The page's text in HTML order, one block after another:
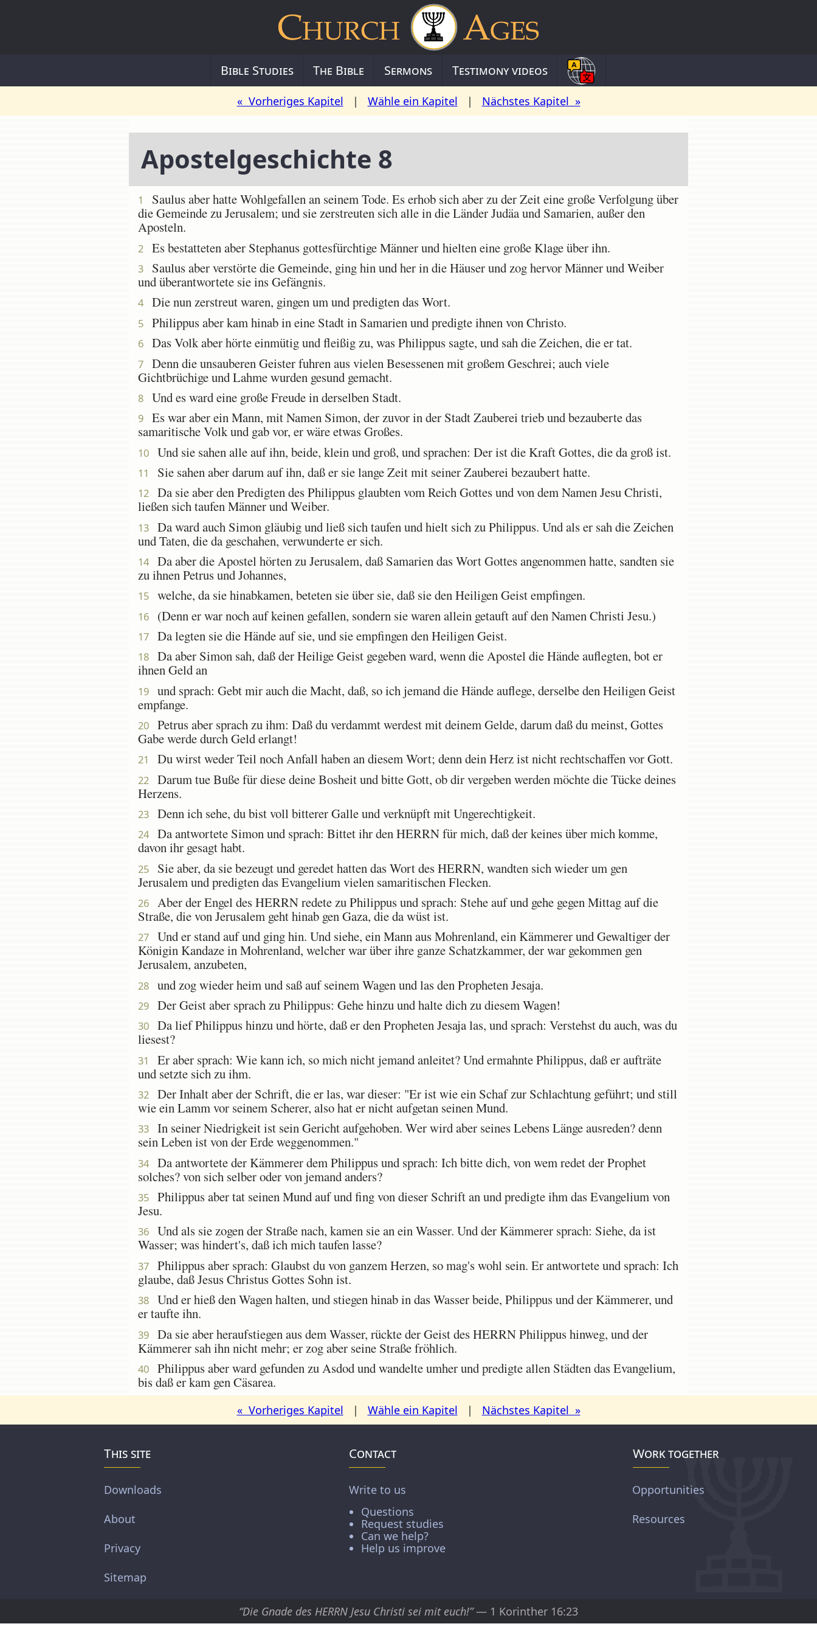
Bible Studies The Bible Sermons Testimony videos
« Vorheriges Kapitel | Wähle ein Kapitel | Nächstes Kapitel »
Apostelgeschichte 8
1
Saulus aber hatte Wohlgefallen an seinem Tode. Es erhob sich aber zu der Zeit eine große Verfolgung über
die Gemeinde zu Jerusalem; und sie zerstreuten sich alle in die Länder Judäa und Samarien, außer den
Aposteln.
2 Es bestatteten aber Stephanus gottesfürchtige Männer und hielten eine große Klage über ihn.
3
Saulus aber verstörte die Gemeinde, ging hin und her in die Häuser und zog hervor Männer und Weiber
und überantwortete sie ins Gefängnis.
4 Die nun zerstreut waren, gingen um und predigten das Wort.
5 Philippus aber kam hinab in eine Stadt in Samarien und predigte ihnen von Christo.
6 Das Volk aber hörte einmütig und fleißig zu, was Philippus sagte, und sah die Zeichen, die er tat.
7
Denn die unsauberen Geister fuhren aus vielen Besessenen mit großem Geschrei; auch viele
Gichtbrüchige und Lahme wurden gesund gemacht.
8 Und es ward eine große Freude in derselben Stadt.
9
Es war aber ein Mann, mit Namen Simon, der zuvor in der Stadt Zauberei trieb und bezauberte das
samaritische Volk und gab vor, er wäre etwas Großes.
10 Und sie sahen alle auf ihn, beide, klein und groß, und sprachen: Der ist die Kraft Gottes, die da groß ist.
11 Sie sahen aber darum auf ihn, daß er sie lange Zeit mit seiner Zauberei bezaubert hatte.
12
Da sie aber den Predigten des Philippus glaubten vom Reich Gottes und von dem Namen Jesu Christi,
ließen sich taufen Männer und Weiber.
13
Da ward auch Simon gläubig und ließ sich taufen und hielt sich zu Philippus. Und als er sah die Zeichen
und Taten, die da geschahen, verwunderte er sich.
14
Da aber die Apostel hörten zu Jerusalem, daß Samarien das Wort Gottes angenommen hatte, sandten sie
zu ihnen Petrus und Johannes,
15 welche, da sie hinabkamen, beteten sie über sie, daß sie den Heiligen Geist empfingen.
16 (Denn er war noch auf keinen gefallen, sondern sie waren allein getauft auf den Namen Christi Jesu.)
17 Da legten sie die Hände auf sie, und sie empfingen den Heiligen Geist.
18
Da aber Simon sah, daß der Heilige Geist gegeben ward, wenn die Apostel die Hände auflegten, bot er
ihnen Geld an
19
und sprach: Gebt mir auch die Macht, daß, so ich jemand die Hände auflege, derselbe den Heiligen Geist
empfange.
20
Petrus aber sprach zu ihm: Daß du verdammt werdest mit deinem Gelde, darum daß du meinst, Gottes
Gabe werde durch Geld erlangt!
21 Du wirst weder Teil noch Anfall haben an diesem Wort; denn dein Herz ist nicht rechtschaffen vor Gott.
22
Darum tue Buße für diese deine Bosheit und bitte Gott, ob dir vergeben werden möchte die Tücke deines
Herzens.
23 Denn ich sehe, du bist voll bitterer Galle und verknüpft mit Ungerechtigkeit.
24
Da antwortete Simon und sprach: Bittet ihr den HERRN für mich, daß der keines über mich komme,
davon ihr gesagt habt.
25
Sie aber, da sie bezeugt und geredet hatten das Wort des HERRN, wandten sich wieder um gen
Jerusalem und predigten das Evangelium vielen samaritischen Flecken.
26
Aber der Engel des HERRN redete zu Philippus und sprach: Stehe auf und gehe gegen Mittag auf die
Straße, die von Jerusalem geht hinab gen Gaza, die da wüst ist.
27
Und er stand auf und ging hin. Und siehe, ein Mann aus Mohrenland, ein Kämmerer und Gewaltiger der
Königin Kandaze in Mohrenland, welcher war über ihre ganze Schatzkammer, der war gekommen gen
Jerusalem, anzubeten,
28 und zog wieder heim und saß auf seinem Wagen und las den Propheten Jesaja.
29 Der Geist aber sprach zu Philippus: Gehe hinzu und halte dich zu diesem Wagen!
30
Da lief Philippus hinzu und hörte, daß er den Propheten Jesaja las, und sprach: Verstehst du auch, was du
liesest?
31
Er aber sprach: Wie kann ich, so mich nicht jemand anleitet? Und ermahnte Philippus, daß er aufträte
und setzte sich zu ihm.
32
Der Inhalt aber der Schrift, die er las, war dieser: "Er ist wie ein Schaf zur Schlachtung geführt; und still
wie ein Lamm vor seinem Scherer, also hat er nicht aufgetan seinen Mund.
33
In seiner Niedrigkeit ist sein Gericht aufgehoben. Wer wird aber seines Lebens Länge ausreden? denn
sein Leben ist von der Erde weggenommen."
34
Da antwortete der Kämmerer dem Philippus und sprach: Ich bitte dich, von wem redet der Prophet
solches? von sich selber oder von jemand anders?
35
Philippus aber tat seinen Mund auf und fing von dieser Schrift an und predigte ihm das Evangelium von
Jesu.
36
Und als sie zogen der Straße nach, kamen sie an ein Wasser. Und der Kämmerer sprach: Siehe, da ist
Wasser; was hindert's, daß ich mich taufen lasse?
37
Philippus aber sprach: Glaubst du von ganzem Herzen, so mag's wohl sein. Er antwortete und sprach: Ich
glaube, daß Jesus Christus Gottes Sohn ist.
38
Und er hieß den Wagen halten, und stiegen hinab in das Wasser beide, Philippus und der Kämmerer, und
er taufte ihn.
39
Da sie aber heraufstiegen aus dem Wasser, rückte der Geist des HERRN Philippus hinweg, und der
Kämmerer sah ihn nicht mehr; er zog aber seine Straße fröhlich.
40
Philippus aber ward gefunden zu Asdod und wandelte umher und predigte allen Städten das Evangelium,
bis daß er kam gen Cäsarea.
« Vorheriges Kapitel | Wähle ein Kapitel | Nächstes Kapitel »
This site
Downloads
About
Privacy
Sitemap
Contact
Write to us
Questions
Request studies
Can we help?
Help us improve
Work together
Opportunities
Resources
“Die Gnade des HERRN Jesu Christi sei mit euch!”— 1 Korinther 16:23